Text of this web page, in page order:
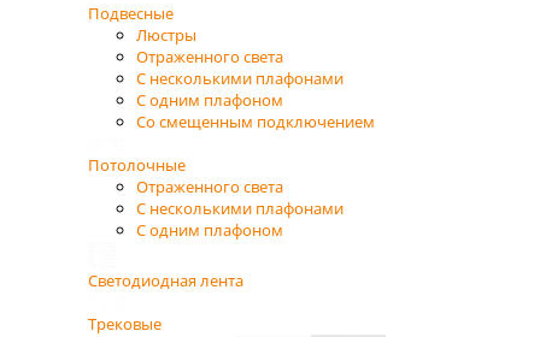
Подвесные
Люстры
Отраженного света
С несколькими плафонами
С одним плафоном
Со смещенным подключением
Потолочные
Отраженного света
С несколькими плафонами
С одним плафоном
Светодиодная лента
Трековые